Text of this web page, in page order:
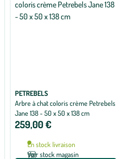
PETREBELS
Arbre à chat coloris crème Petrebels
Jane 138 - 50 x 50 x 138 cm
259,00 €
En stock livraison
Voir stock magasin